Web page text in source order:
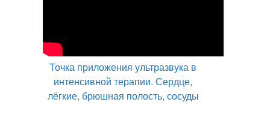
Точка приложения ультразвука в
интенсивной терапии. Сердце,
лёгкие, брюшная полость, сосуды